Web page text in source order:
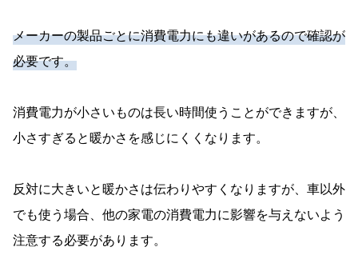
メーカーの製品ごとに消費電力にも違いがあるので確認が
必要です。
消費電力が小さいものは長い時間使うことができますが、
小さすぎると暖かさを感じにくくなります。
反対に大きいと暖かさは伝わりやすくなりますが、車以外
でも使う場合、他の家電の消費電力に影響を与えないよう
注意する必要があります。